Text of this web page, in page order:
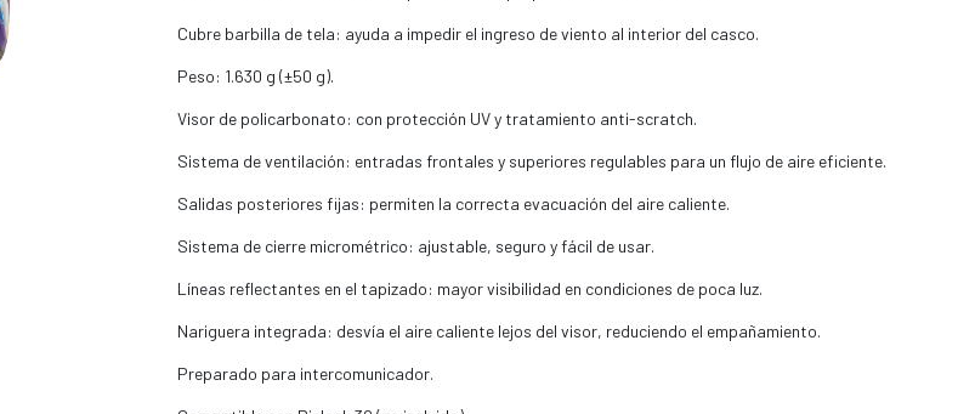
Cubre barbilla de tela: ayuda a impedir el ingreso de viento al interior del casco.
Peso: 1.630 g (±50 g).
Visor de policarbonato: con protección UV y tratamiento anti-scratch.
Sistema de ventilación: entradas frontales y superiores regulables para un flujo de aire eficiente.
Salidas posteriores fijas: permiten la correcta evacuación del aire caliente.
Sistema de cierre micrométrico: ajustable, seguro y fácil de usar.
Líneas reflectantes en el tapizado: mayor visibilidad en condiciones de poca luz.
Nariguera integrada: desvía el aire caliente lejos del visor, reduciendo el empañamiento.
Preparado para intercomunicador.